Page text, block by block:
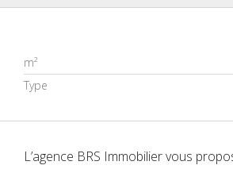
m²
Type
L’agence BRS Immobilier vous